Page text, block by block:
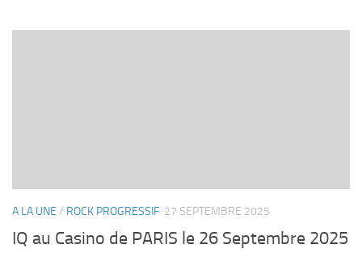
A LA UNE / ROCK PROGRESSIF 27 SEPTEMBRE 2025
IQ au Casino de PARIS le 26 Septembre 2025